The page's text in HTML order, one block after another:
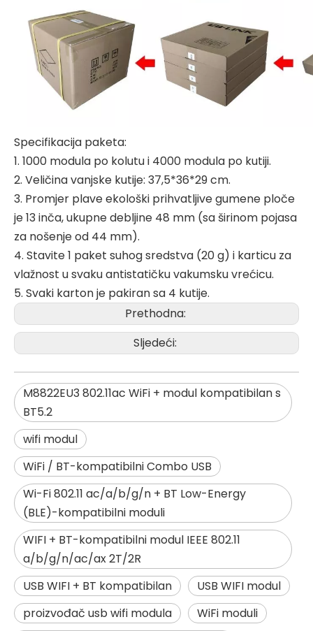
Specifikacija paketa:
1. 1000 modula po kolutu i 4000 modula po kutiji.
2. Veličina vanjske kutije: 37,5*36*29 cm.
3. Promjer plave ekološki prihvatljive gumene ploče
je 13 inča, ukupne debljine 48 mm (sa širinom pojasa
za nošenje od 44 mm).
4. Stavite 1 paket suhog sredstva (20 g) i karticu za
vlažnost u svaku antistatičku vakumsku vrećicu.
5. Svaki karton je pakiran sa 4 kutije.
Prethodna:
Sljedeći:
M8822EU3 802.11ac WiFi + modul kompatibilan s
BT5.2
wifi modul
WiFi / BT-kompatibilni Combo USB
Wi-Fi 802.11 ac/a/b/g/n + BT Low-Energy
(BLE)-kompatibilni moduli
WIFI + BT-kompatibilni modul IEEE 802.11
a/b/g/n/ac/ax 2T/2R
USB WIFI + BT kompatibilan
USB WIFI modul
proizvođač usb wifi modula
WiFi moduli